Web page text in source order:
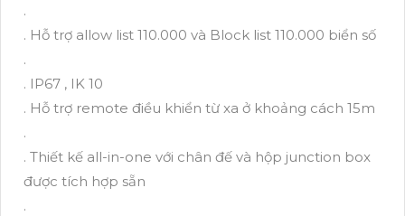
.
. Hỗ trợ allow list 110.000 và Block list 110.000 biển số
.
. IP67 , IK 10
. Hỗ trợ remote điều khiển từ xa ở khoảng cách 15m
.
. Thiết kế all-in-one với chân đế và hộp junction box
được tích hợp sẵn
.